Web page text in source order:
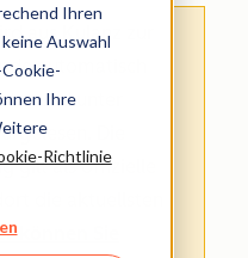
Ihren
Auswahl
Ihre
Richtlinie
aus Kulanz zur
automatisch
und unter
Die
gilt als offizielle
die aktuellsten
können Sie